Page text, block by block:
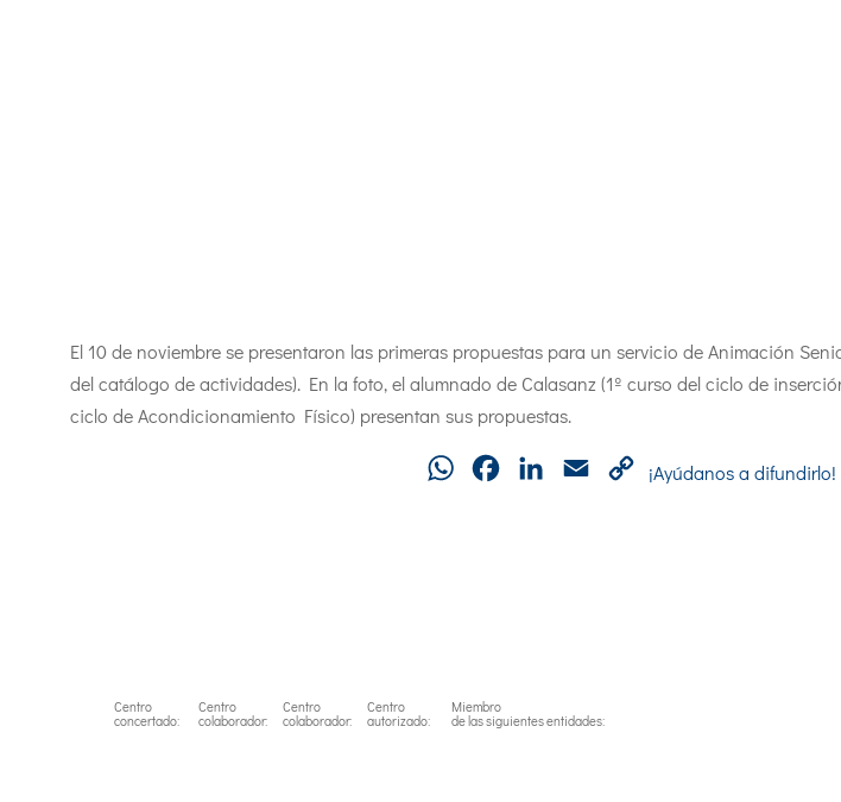
El 10 de noviembre se presentaron las primeras propuestas para un servicio de Animación
del catálogo de actividades). En la foto, el alumnado de Calasanz (1º curso del ciclo de
ciclo de Acondicionamiento Físico) presentan sus propuestas.
WhatsAppFacebookLinkedInEmail
Copy
¡Ayúdanos a difundirlo!
Centro
concertado:
Centro
colaborador:
Centro
colaborador:
Centro
autorizado:
Miembro
de las siguientes entidades: